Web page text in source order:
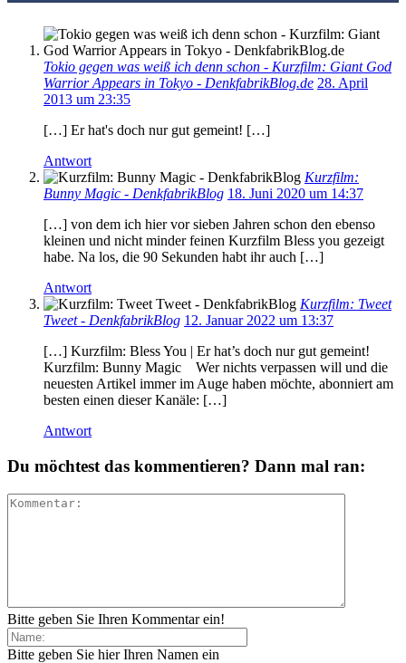
Tokio gegen was weiß ich denn schon - Kurzfilm: Giant God
Warrior Appears in Tokyo - DenkfabrikBlog.de 28. April
2013 um 23:35
[…] Er hat's doch nur gut gemeint! […]
Antwort
Kurzfilm:
Bunny Magic - DenkfabrikBlog 18. Juni 2020 um 14:37
[…] von dem ich hier vor sieben Jahren schon den ebenso
kleinen und nicht minder feinen Kurzfilm Bless you gezeigt
habe. Na los, die 90 Sekunden habt ihr auch […]
Antwort
Kurzfilm: Tweet
Tweet - DenkfabrikBlog 12. Januar 2022 um 13:37
[…] Kurzfilm: Bless You | Er hat’s doch nur gut gemeint!
Kurzfilm: Bunny Magic Wer nichts verpassen will und die
neuesten Artikel immer im Auge haben möchte, abonniert am
besten einen dieser Kanäle: […]
Antwort
Du möchtest das kommentieren? Dann mal ran:
Bitte geben Sie Ihren Kommentar ein!
Bitte geben Sie hier Ihren Namen ein